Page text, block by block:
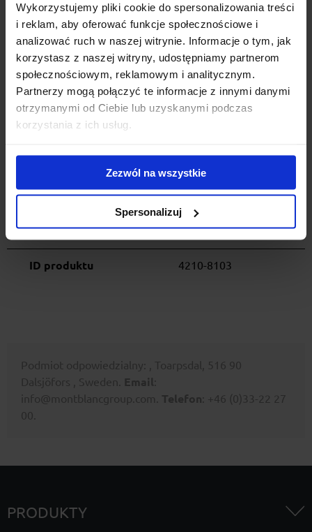
Wykorzystujemy pliki cookie do spersonalizowania treści
i reklam, aby oferować funkcje społecznościowe i
analizować ruch w naszej witrynie. Informacje o tym, jak
korzystasz z naszej witryny, udostępniamy partnerom
społecznościowym, reklamowym i analitycznym.
Partnerzy mogą połączyć te informacje z innymi danymi
otrzymanymi od Ciebie lub uzyskanymi podczas
korzystania z ich usług.
Zezwól na wszystkie
Spersonalizuj
Opis produktu
Silver Line Inter Pack Aerodynamiczny, elegancki, dobrze
dopasowany do samochodu aluminiowy system nośny w
bardzo konkurencyjnej cenie. Możliwość montażu
akcesoriów za pomocą wsuwek. Montowany w fabrycznie
przygotowane miejsca Zamek w standardzie. 75 kg nośności
3 lata gwarancji !!!
Specyfikacja
BMW
X6 5d SUV bez relingu
(E71) (2008 -> 2014)
ID produktu 4210-8103
Podmiot odpowiedzialny: , Toarpsdal, 516 90
Dalsjöfors , Sweden.
Email
info@montblancgroup.com. Telefon : +46 (0)33-22 27
00.
PRODUKTY